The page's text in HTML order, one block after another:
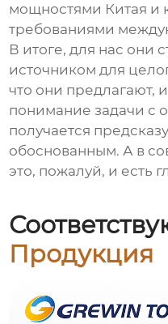
мощностями Китая и
требованиями
В итоге, для нас они
источником для
что они предлагают,
понимание задачи с
получается
обоснованным. А в
это, пожалуй, и есть
Продукция